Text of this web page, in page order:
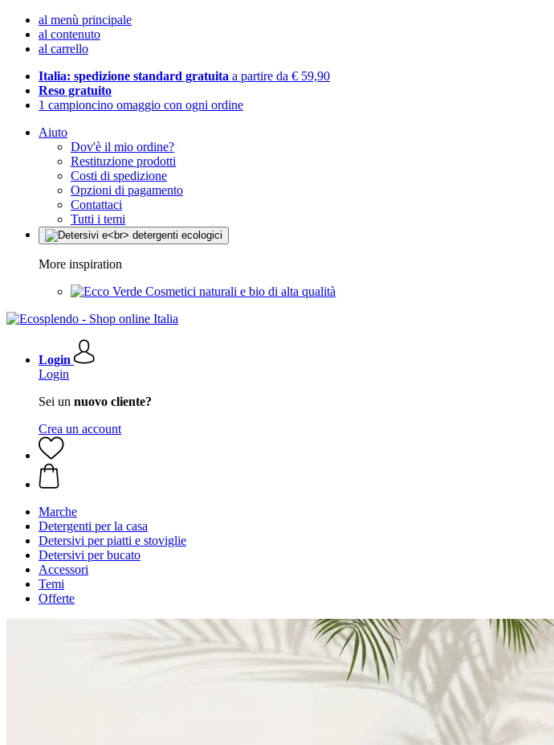
al menù principale
al contenuto
al carrello
Italia: spedizione standard gratuita a partire da € 59,90
Reso gratuito
1 campioncino omaggio con ogni ordine
Aiuto
Dov'è il mio ordine?
Restituzione prodotti
Costi di spedizione
Opzioni di pagamento
Contattaci
Tutti i temi
More inspiration
Cosmetici naturali e bio di alta qualità
Login
Login
Sei un nuovo cliente?
Crea un account
Marche
Detergenti per la casa
Detersivi per piatti e stoviglie
Detersivi per bucato
Accessori
Temi
Offerte